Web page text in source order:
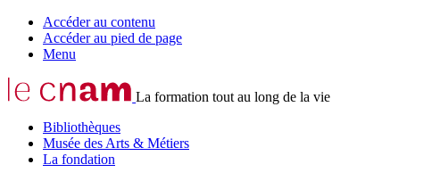
Accéder au contenu
Accéder au pied de page
Menu
La formation tout au long de la vie
Bibliothèques
Musée des Arts & Métiers
La fondation